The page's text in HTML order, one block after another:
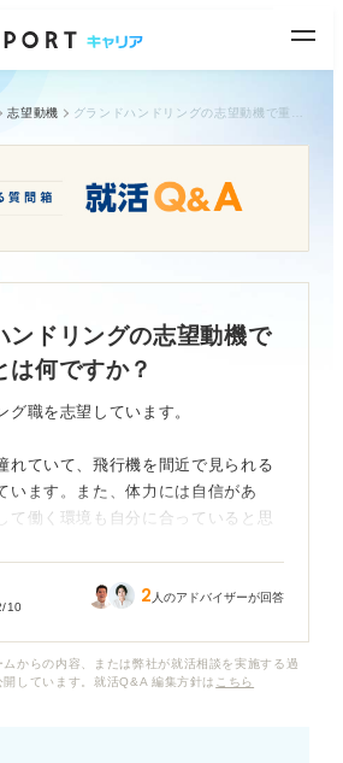
志望動機
ンドリングの志望動機で
は何ですか？
グ職を志望しています。
れていて、飛行機を間近で見られる
います。また、体力には自信があ
て働く環境も自分に合っていると思
機を考えると「飛行機が好き」「体
す。
10 2 人のアドバイザーが回答
からの内容、または弊社が就活相談を実施する過
しています。就活Q&A 編集方針は こちら